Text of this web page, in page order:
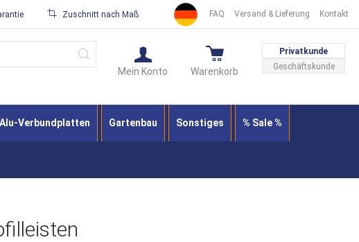
FAQ Versand & Lieferung Kontakt
Zuschnitt nach Maß
Privatkunde
Geschäftskunde
Warenkorb
Mein Konto
Alu-Verbundplatten Gartenbau Sonstiges % Sale %